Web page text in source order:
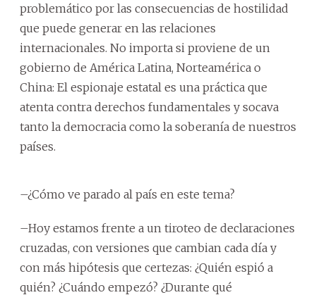
problemático por las consecuencias de hostilidad
que puede generar en las relaciones
internacionales. No importa si proviene de un
gobierno de América Latina, Norteamérica o
China: El espionaje estatal es una práctica que
atenta contra derechos fundamentales y socava
tanto la democracia como la soberanía de nuestros
países.
–¿Cómo ve parado al país en este tema?
–Hoy estamos frente a un tiroteo de declaraciones
cruzadas, con versiones que cambian cada día y
con más hipótesis que certezas: ¿Quién espió a
quién? ¿Cuándo empezó? ¿Durante qué